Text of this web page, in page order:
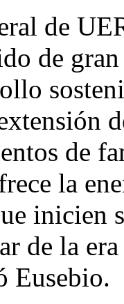
de
de
de
la
inicien
de la
Eusebio.